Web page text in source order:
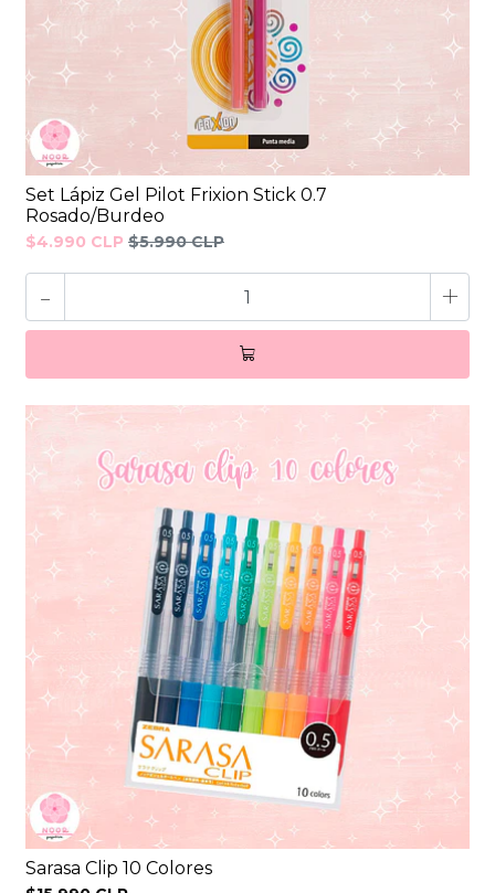
Set Lápiz Gel Pilot Frixion Stick 0.7
Rosado/Burdeo
$4.990 CLP $5.990 CLP
- +
Sarasa Clip 10 Colores